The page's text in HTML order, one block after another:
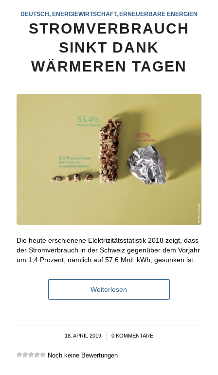
DEUTSCH, ENERGIEWIRTSCHAFT, ERNEUERBARE ENERGIEN
STROMVERBRAUCH
SINKT DANK
WÄRMEREN TAGEN
Die heute erschienene Elektrizitätsstatistik 2018 zeigt, dass
der Stromverbrauch in der Schweiz gegenüber dem Vorjahr
um 1,4 Prozent, nämlich auf 57,6 Mrd. kWh, gesunken ist.
Weiterlesen
18. APRIL 2019
/ 0 KOMMENTARE
Noch keine Bewertungen